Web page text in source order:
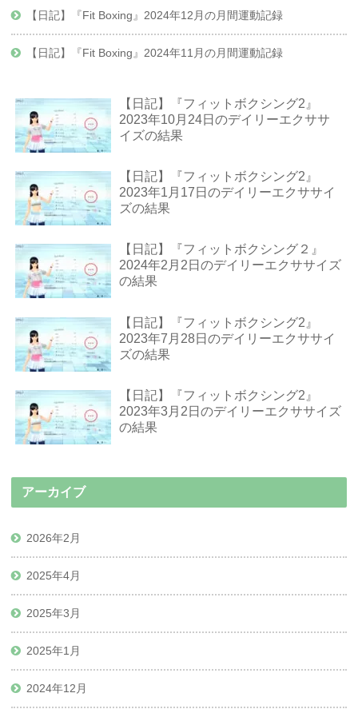
【日記】『Fit Boxing』2024年12月の月間運動記録
【日記】『Fit Boxing』2024年11月の月間運動記録
【日記】『フィットボクシング2』
2023年10月24日のデイリーエクササ
イズの結果
【日記】『フィットボクシング2』
2023年1月17日のデイリーエクササイ
ズの結果
【日記】『フィットボクシング２』
2024年2月2日のデイリーエクササイズ
の結果
【日記】『フィットボクシング2』
2023年7月28日のデイリーエクササイ
ズの結果
【日記】『フィットボクシング2』
2023年3月2日のデイリーエクササイズ
の結果
アーカイブ
2026年2月
2025年4月
2025年3月
2025年1月
2024年12月